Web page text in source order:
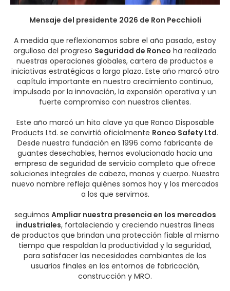
Mensaje del presidente 2026 de Ron Pecchioli
A medida que reflexionamos sobre el año pasado, estoy
orgulloso del progreso Seguridad de Ronco ha realizado
nuestras operaciones globales, cartera de productos e
iniciativas estratégicas a largo plazo. Este año marcó otro
capítulo importante en nuestro crecimiento continuo,
impulsado por la innovación, la expansión operativa y un
fuerte compromiso con nuestros clientes.
Este año marcó un hito clave ya que Ronco Disposable
Products Ltd. se convirtió oficialmente Ronco Safety Ltd.
Desde nuestra fundación en 1996 como fabricante de
guantes desechables, hemos evolucionado hacia una
empresa de seguridad de servicio completo que ofrece
soluciones integrales de cabeza, manos y cuerpo. Nuestro
nuevo nombre refleja quiénes somos hoy y los mercados
a los que servimos.
seguimos Ampliar nuestra presencia en los mercados
industriales, fortaleciendo y creciendo nuestras líneas
de productos que brindan una protección fiable al mismo
tiempo que respaldan la productividad y la seguridad,
para satisfacer las necesidades cambiantes de los
usuarios finales en los entornos de fabricación,
construcción y MRO.